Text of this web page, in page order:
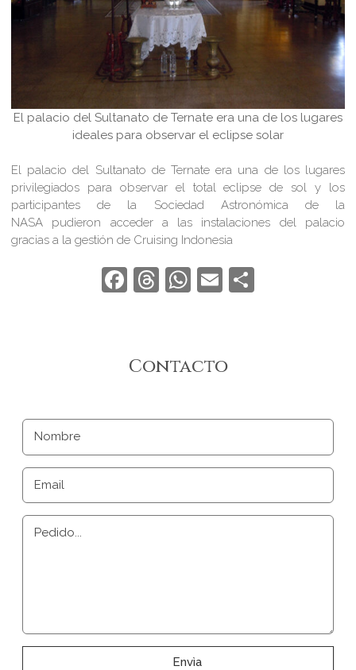
El palacio del Sultanato de Ternate era una de los lugares
ideales para observar el eclipse solar
El palacio del Sultanato de Ternate era una de los lugares
privilegiados para observar el total eclipse de sol y los
participantes de la Sociedad Astronómica de la
NASA pudieron acceder a las instalaciones del palacio
gracias a la gestión de Cruising Indonesia
Facebook
Threads
WhatsApp
Email
Contacto
Nombre
Email
Pedido...
Envìa